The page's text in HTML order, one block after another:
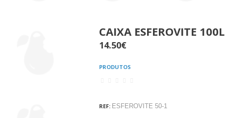
CAIXA ESFEROVITE 100L
14.50€
PRODUTOS
REF: ESFEROVITE 50-1